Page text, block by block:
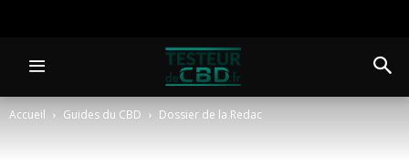
Accueil Guides du CBD Dossier de la Redac